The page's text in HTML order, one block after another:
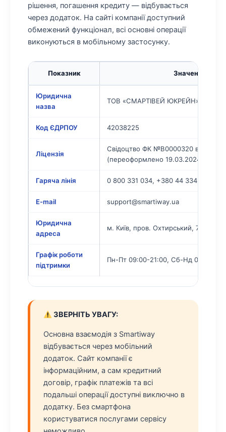
рішення, погашення кредиту — відбувається
через додаток. На сайті компанії доступний
обмежений функціонал, всі основні операції
виконуються в мобільному застосунку.
Показник Значення
Юридична
назва
ТОВ «СМАРТІВЕЙ ЮКРЕЙН»
Код ЄДРПОУ 42038225
Ліцензія
Свідоцтво ФК №В0000320 від
(переоформлено 19.03.2024)
Гаряча лінія 0 800 331 034, +380 44 334 73 51
E-mail support@smartiway.ua
Юридична
адреса
м. Київ, пров. Охтирський, 7
Графік роботи
підтримки
Пн-Пт 09:00-21:00, Сб-Нд 09:00-
ЗВЕРНІТЬ УВАГУ:
Основна взаємодія з Smartiway
відбувається через мобільний
додаток. Сайт компанії є
інформаційним, а сам кредитний
договір, графік платежів та всі
подальші операції доступні виключно в
додатку. Без смартфона
користуватися послугами сервісу